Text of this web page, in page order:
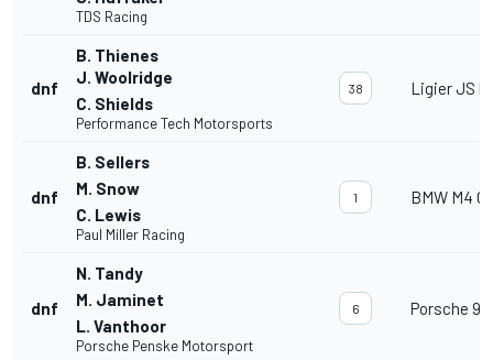
TDS Racing
dnf
B. Thienes
J. Woolridge
C. Shields
Performance Tech Motorsports
38 Ligier JS
dnf
B. Sellers
M. Snow
C. Lewis
Paul Miller Racing
1 BMW M4
dnf
N. Tandy
M. Jaminet
L. Vanthoor
Porsche Penske Motorsport
6 Porsche